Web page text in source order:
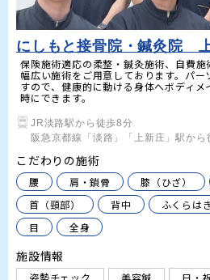
にしもと接骨院・鍼灸院
保険施術適応の柔整・鍼灸施術、自費
幅広い施術をご用意しております。パ
すので、健康的に動ける身体へボディ
時にできます。
JR淡路駅から徒歩8分
阪急京都線「淡路」「上新庄」駅から
こだわりの施術
腰 肩・鎖骨 膝（ひざ）
首（頸部）
背中 ふくらは
目
全身
施設情報
姿勢チェック 美容鍼 日・